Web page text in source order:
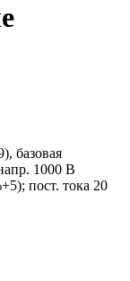
базовая
1000 В
пост. тока 20